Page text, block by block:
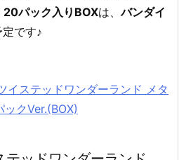
パック入りBOXは、バンダイ
です♪
イステッドワンダーランド メタ
クVer.(BOX)